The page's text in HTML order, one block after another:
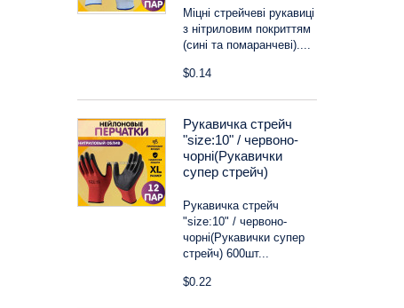
Міцні стрейчеві рукавиці
з нітриловим покриттям
(сині та помаранчеві)....
$0.14
Рукавичка стрейч
"size:10" / червоно-
чорні(Рукавички
супер стрейч)
Рукавичка стрейч
"size:10" / червоно-
чорні(Рукавички супер
стрейч) 600шт...
$0.22